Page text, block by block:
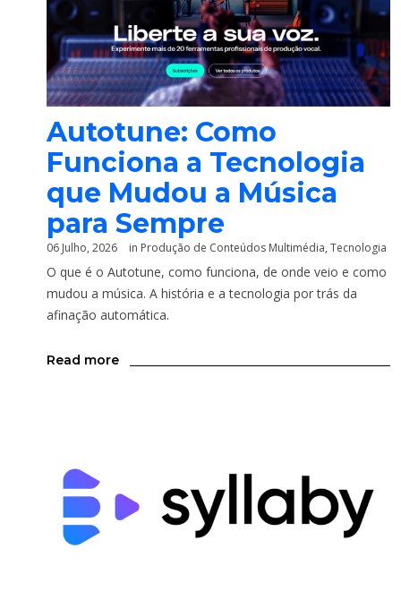
Autotune: Como
Funciona a Tecnologia
que Mudou a Música
para Sempre
06 Julho, 2026 in Produção de Conteúdos Multimédia, Tecnologia
O que é o Autotune, como funciona, de onde veio e como
mudou a música. A história e a tecnologia por trás da
afinação automática.
Read more